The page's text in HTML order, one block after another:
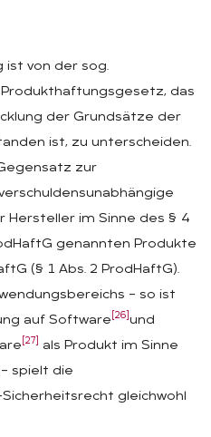
ist von der sog.
das
der Grundsätze der
ist, zu unterscheiden.
zur
Hersteller im Sinne des § 4
genannten Produkte
(§ 1 Abs. 2 ProdHaftG).
– so ist
auf Software [26] und
[27]
als Produkt im Sinne
spielt die
gleichwohl